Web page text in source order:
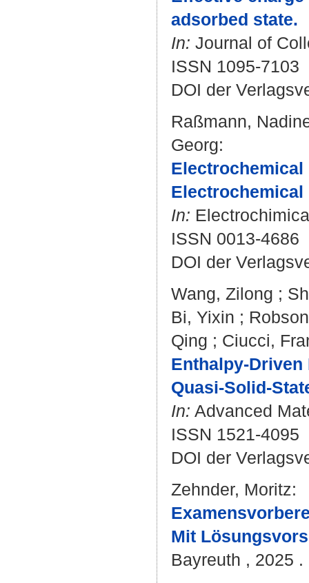
adsorbed state.
In: Journal of
ISSN 1095-7103
DOI der
Raßmann,
Georg:
Electrochemical
In:
ISSN 0013-4686
DOI der
Wang, Zilong ;
Bi, Yixin ;
Qing ; Ciucci,
Enthalpy-
Quasi-Solid-
In: Advanced
ISSN 1521-4095
DOI der
Zehnder, Moritz:
Mit
Bayreuth , 2025